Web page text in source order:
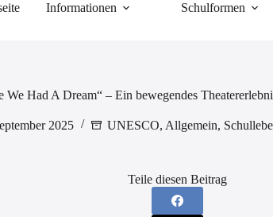
Informationen Schulformen
We Had A Dream“ – Ein bewegendes
2025 UNESCO, Allgemein,
Teile diesen Beitrag